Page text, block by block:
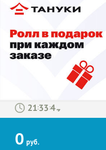
: :
0 руб.